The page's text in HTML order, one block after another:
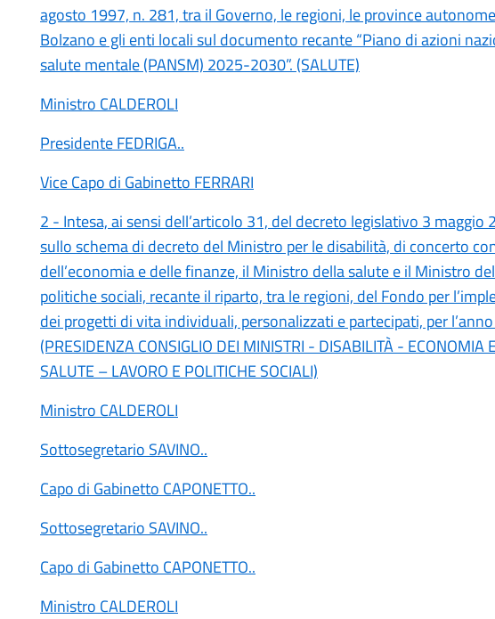
agosto 1997, n. 281, tra il Governo, le regioni, le province
Bolzano e gli enti locali sul documento recante “Piano di azioni
salute mentale (PANSM) 2025-2030”. (SALUTE)
Ministro CALDEROLI
Presidente FEDRIGA..
Vice Capo di Gabinetto FERRARI
2 - Intesa, ai sensi dell’articolo 31, del decreto legislativo 3 maggio
sullo schema di decreto del Ministro per le disabilità, di concerto
dell’economia e delle finanze, il Ministro della salute e il Ministro
politiche sociali, recante il riparto, tra le regioni, del Fondo per
dei progetti di vita individuali, personalizzati e partecipati, per
(PRESIDENZA CONSIGLIO DEI MINISTRI - DISABILITÀ - ECONOMIA
SALUTE – LAVORO E POLITICHE SOCIALI)
Ministro CALDEROLI
Sottosegretario SAVINO..
Capo di Gabinetto CAPONETTO..
Sottosegretario SAVINO..
Capo di Gabinetto CAPONETTO..
Ministro CALDEROLI